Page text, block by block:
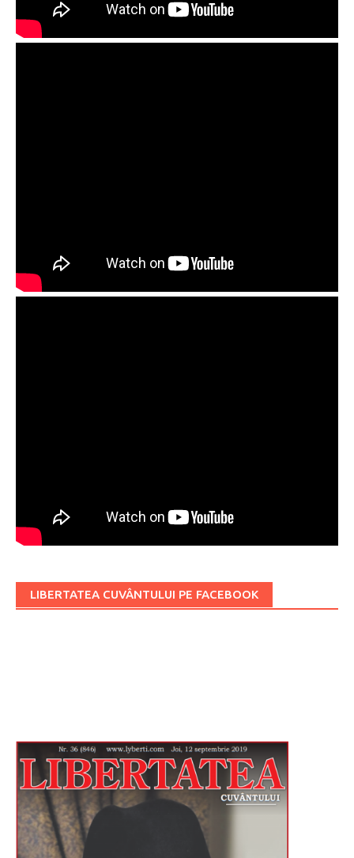
LIBERTATEA CUVÂNTULUI PE FACEBOOK